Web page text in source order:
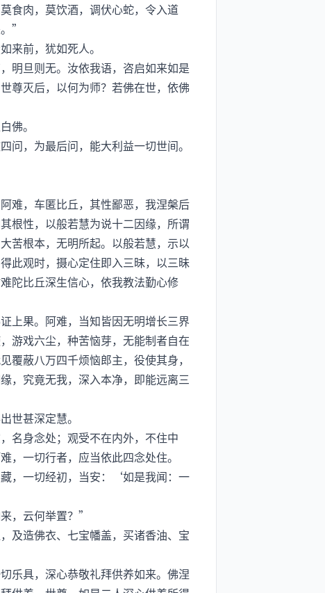
食肉，莫饮酒，调伏心蛇，令入道
”
前，犹如死人。
旦则无。汝依我语，咨启如来如是
尊灭后，以何为师？若佛在世，依佛
佛。
，为最后问，能大利益一切世间。
，车匿比丘，其性鄙恶，我涅槃后
根性，以般若慧为说十二因缘，所谓
苦根本，无明所起。以般若慧，示以
此观时，摄心定住即入三昧，以三昧
陀比丘深生信心，依我教法勤心修
果。阿难，当知皆因无明增长三界
游戏六尘，种苦恼芽，无能制者自在
蔽八万四千烦恼郎主，役使其身，
，究竟无我，深入本净，即能远离三
甚深定慧。
身念处；观受不在内外，不住中
，一切行者，应当依此四念处住。
，一切经初，当安：‘如是我闻：一
，云何举置？”
造佛衣、七宝幡盖，买诸香油、宝
具，深心恭敬礼拜供养如来。佛涅